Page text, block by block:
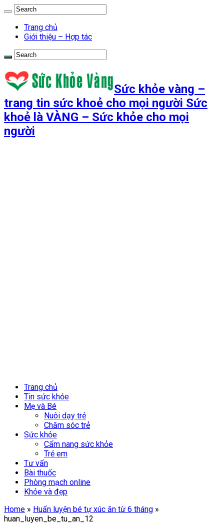
Trang chủ
Giới thiệu – Hợp tác
Sức khỏe vàng –
trang tin sức khoẻ cho mọi người Sức
khoẻ là VÀNG – Sức khỏe cho mọi
người
Trang chủ
Tin sức khỏe
Mẹ và Bé
Nuôi dạy trẻ
Chăm sóc trẻ
Sức khỏe
Cẩm nang sức khỏe
Trẻ em
Tư vấn
Bài thuốc
Phòng mạch online
Khỏe và đẹp
Home » Huấn luyện bé tự xúc ăn từ 6 tháng »
huan_luyen_be_tu_an_12